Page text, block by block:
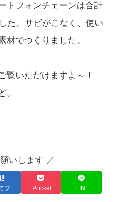
トフォンチェーンは合計
た。サビがこなく、使い
材でつくりました。
覧いただけますよ～！
。
いします ／
ブ Pocket LINE